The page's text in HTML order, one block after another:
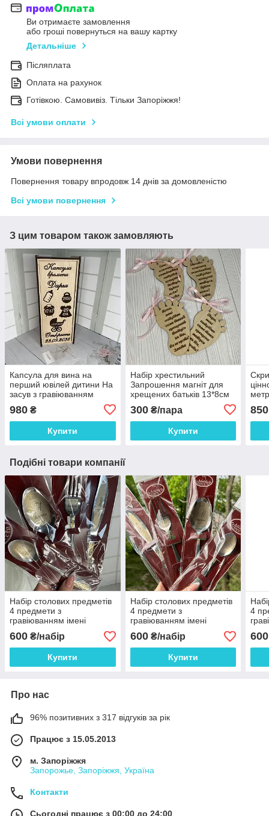
Ви отримаєте замовлення
або гроші повернуться на вашу картку
Детальніше
Післяплата
Оплата на рахунок
Готівкою. Самовивіз. Тільки Запоріжжя!
Всі умови оплати
Умови повернення
Повернення товару впродовж 14 днів за домовленістю
Всі умови повернення
З цим товаром також замовляють
Капсула для вина на
перший ювілей дитини На
засув з гравіюванням
980 ₴
Купити
Набір хрестильний
Запрошення магніт для
хрещених батьків 13*8см
300₴/пара
Купити
850
Подібні товари компанії
Набір столових предметів
4 предмети з
гравіюванням імені
"Алінка"
Виделка+столова+чайна+ніж
600 ₴/набір
Купити
Набір столових предметів
4 предмети з
гравіюванням імені
"Маринка"
Виделка+столова+чайна+ніж
600₴/набір
Купити
4
600
Про нас
96% позитивних з 317 відгуків за рік
Працює з 15.05.2013
м. Запоріжжя
Запорожье, Запоріжжя, Україна
Контакти
Сьогодні працює з 00:00 до 24:00